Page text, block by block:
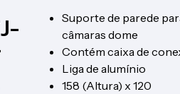
Suporte de parede
câmaras dome
Contém caixa de
Liga de alumínio
158 (Altura) x 120